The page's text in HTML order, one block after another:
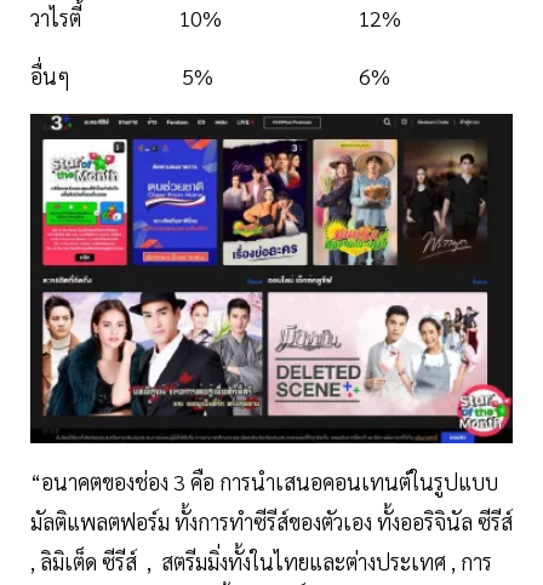
วาไรตี้ 10% 12%
อื่นๆ 5% 6%
“อนาคตของช่อง 3 คือ การนำเสนอคอนเทนต์ในรูปแบบ
มัลติแพลตฟอร์ม ทั้งการทำซีรีส์ของตัวเอง ทั้งออริจินัล ซีรีส์
, ลิมิเต็ด ซีรีส์ , สตรีมมิ่งทั้งในไทยและต่างประเทศ , การ